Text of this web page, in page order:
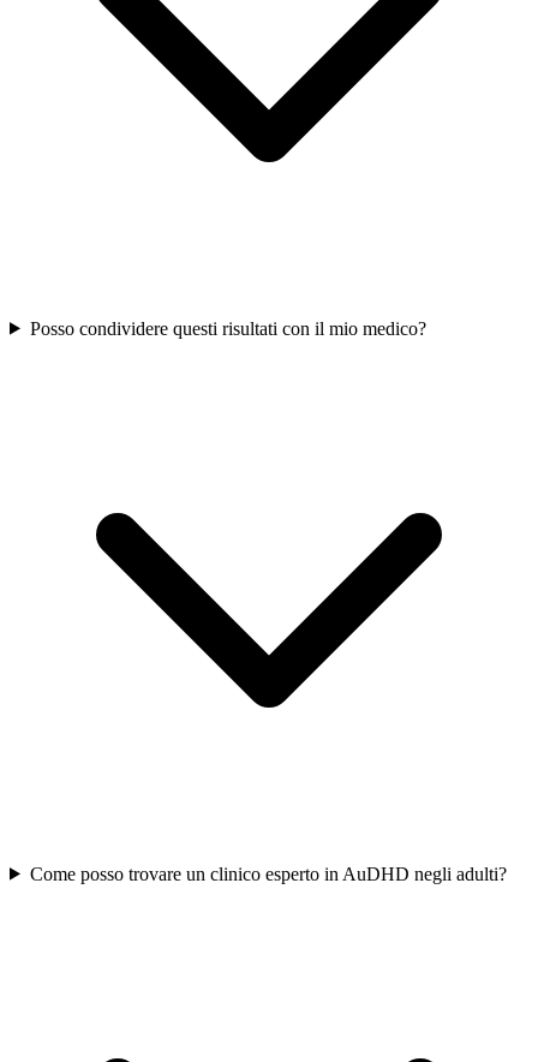
Posso condividere questi risultati con il mio medico?
Come posso trovare un clinico esperto in AuDHD negli adulti?